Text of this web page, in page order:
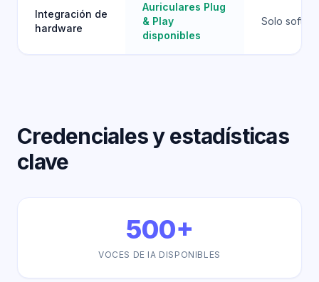
Integración de
hardware
Auriculares Plug
& Play
disponibles
Solo
Credenciales y estadísticas
clave
500+
VOCES DE IA DISPONIBLES